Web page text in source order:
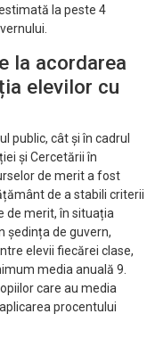
la peste 4
la acordarea
elevilor cu
public, cât și în cadrul
și Cercetării în
de merit a fost
de a stabili criterii
de merit, în situația
ședința de guvern,
elevii fiecărei clase,
media anuală 9.
care au media
procentului